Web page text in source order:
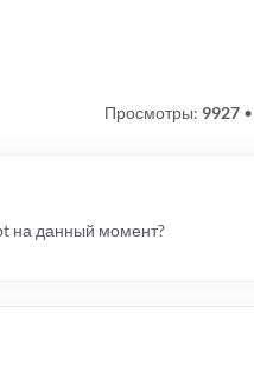
Просмотры: 9927•
на данный момент?